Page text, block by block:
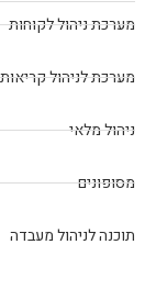
מערכת ניהול לקוחות
מערכת לניהול
ניהול מלאי
מסופונים
תוכנה לניהול מעבדה